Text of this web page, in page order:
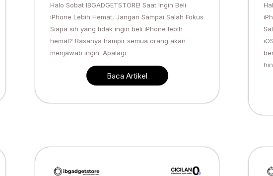
Halo Sobat IBGADGETSTORE! Saat Ingin Beli
iPhone Lebih Hemat, Jangan Sampai Salah Fokus
Siapa sih yang tidak ingin beli iPhone lebih
hemat? Rasanya hampir semua orang akan
menjawab ingin. Apalagi
Baca Artikel